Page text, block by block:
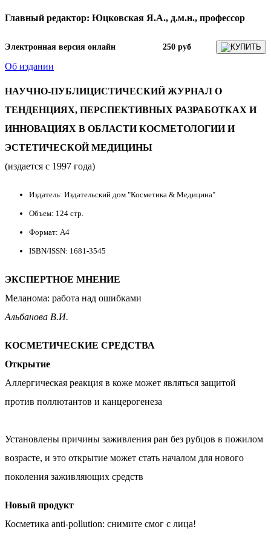
Главный редактор: Юцковская Я.А., д.м.н., профессор
Электронная версия онлайн 250 руб КУПИТЬ
Об издании
НАУЧНО-ПУБЛИЦИСТИЧЕСКИЙ ЖУРНАЛ О
ТЕНДЕНЦИЯХ, ПЕРСПЕКТИВНЫХ РАЗРАБОТКАХ И
ИННОВАЦИЯХ В ОБЛАСТИ КОСМЕТОЛОГИИ И
ЭСТЕТИЧЕСКОЙ МЕДИЦИНЫ
(издается с 1997 года)
Издатель: Издательский дом "Косметика & Медицина"
Объем: 124 стр.
Формат: A4
ISBN/ISSN: 1681-3545
ЭКСПЕРТНОЕ МНЕНИЕ
Меланома: работа над ошибками
Альбанова В.И.
КОСМЕТИЧЕСКИЕ СРЕДСТВА
Открытие
Аллергическая реакция в коже может являться защитой
против поллютантов и канцерогенеза
Установлены причины заживления ран без рубцов в пожилом
возрасте, и это открытие может стать началом для нового
поколения заживляющих средств
Новый продукт
Косметика anti-pollution: снимите смог с лица!